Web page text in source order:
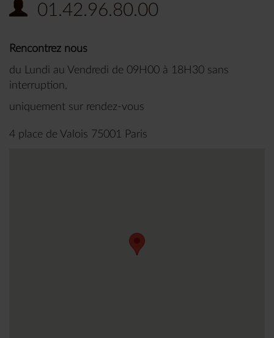
01.42.96.80.00
Rencontrez nous
du Lundi au Vendredi de 09H00 à 18H30 sans
interruption,
uniquement sur rendez-vous
4 place de Valois 75001 Paris